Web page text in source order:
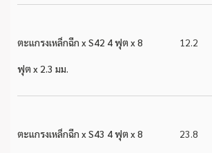
ตะแกรงเหล็กฉีก x S42 4 ฟุต x 8
ฟุต x 2.3 มม.
12.2
ตะแกรงเหล็กฉีก x S43 4 ฟุต x 8 23.8